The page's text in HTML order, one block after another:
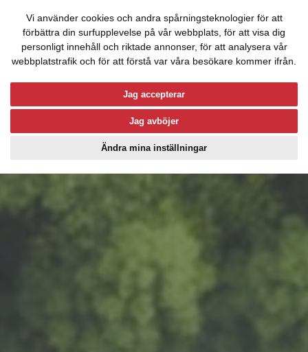
Vi använder cookies och andra spårningsteknologier för att
förbättra din surfupplevelse på vår webbplats, för att visa dig
personligt innehåll och riktade annonser, för att analysera vår
webbplatstrafik och för att förstå var våra besökare kommer ifrån.
Jag accepterar
Jag avböjer
Ändra mina inställningar
Hoppa till innehållet